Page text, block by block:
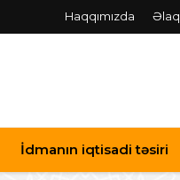
Haqqımızda
İdmanın iqtisadi təsiri